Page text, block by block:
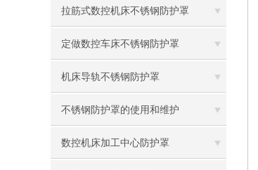
拉筋式数控机床不锈钢防护罩
定做数控车床不锈钢防护罩
机床导轨不锈钢防护罩
不锈钢防护罩的使用和维护
数控机床加工中心防护罩